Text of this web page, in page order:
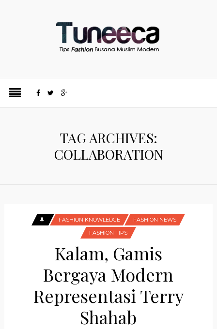
TAG ARCHIVES:
COLLABORATION
FASHION KNOWLEDGE
FASHION NEWS
FASHION TIPS
Kalam, Gamis
Bergaya Modern
Representasi Terry
Shahab